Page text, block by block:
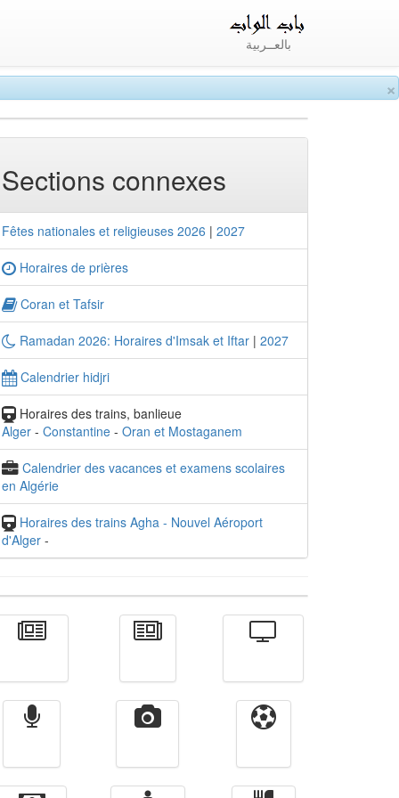
×
بالعــربية
Sections connexes
Fêtes nationales et religieuses 2026 | 2027
Horaires de prières
Coran et Tafsir
Ramadan 2026: Horaires d'Imsak et Iftar | 2027
Calendrier hidjri
Horaires des trains, banlieue
Alger - Constantine - Oran et Mostaganem
Calendrier des vacances et examens scolaires
en Algérie
Horaires des trains Agha - Nouvel Aéroport
d'Alger -